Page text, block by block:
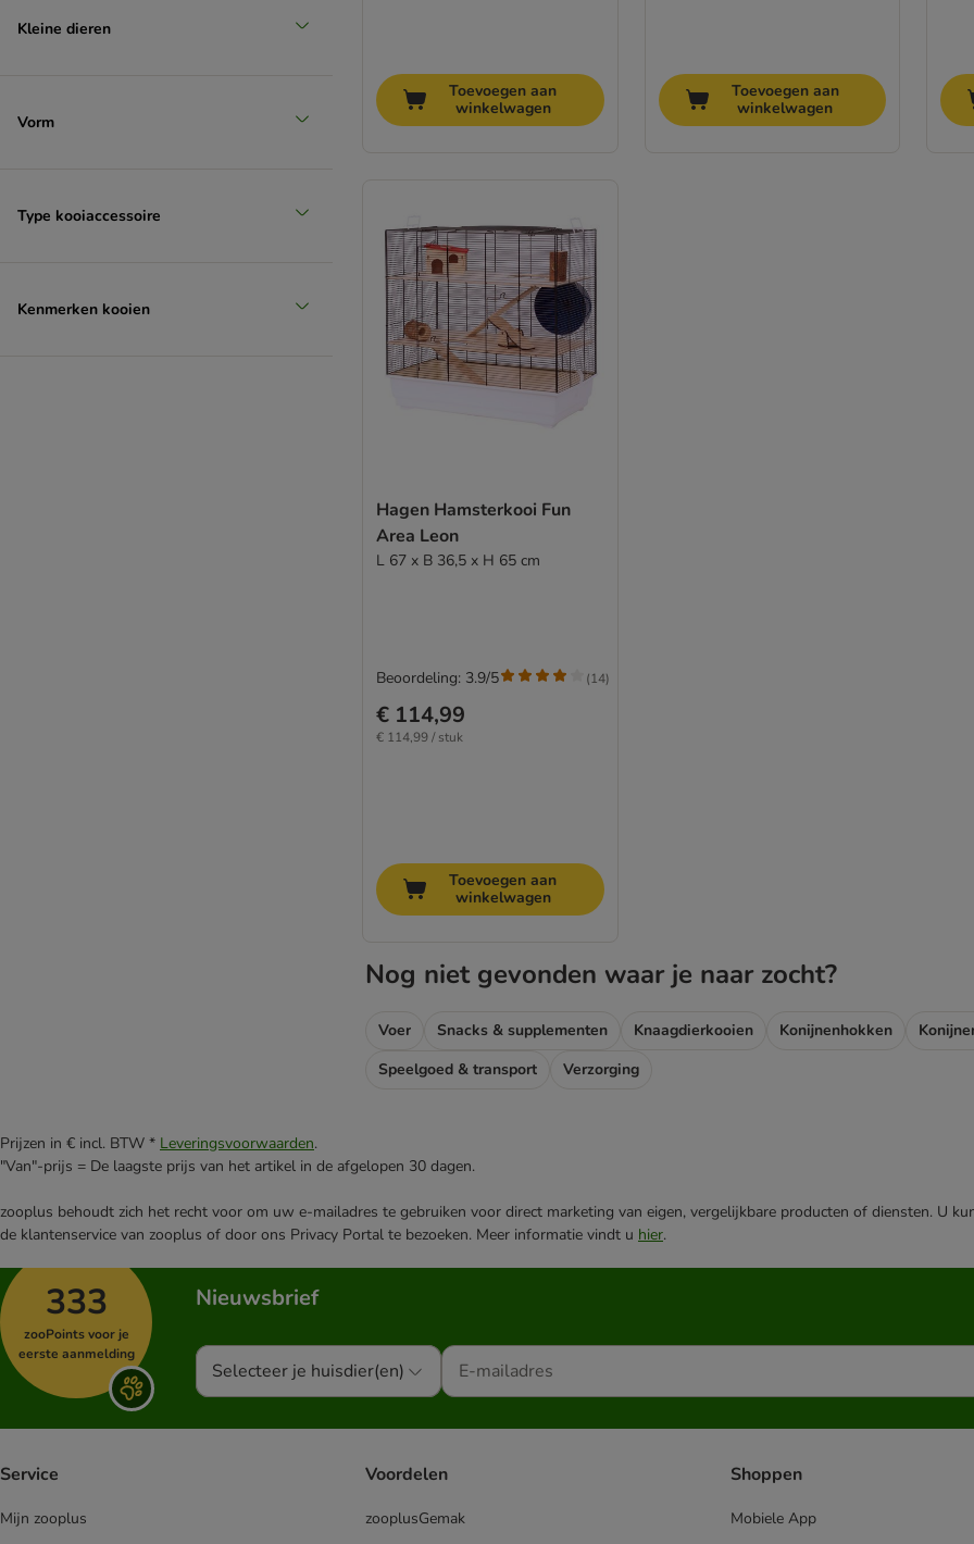
Kleine dieren
Vorm
Type kooiaccessoire
Kenmerken kooien
Toevoegen aan
winkelwagen
Toevoegen aan
winkelwagen
Hagen Hamsterkooi Fun
Area Leon
L 67 x B 36,5 x H 65 cm
€ 114,99
€ 114,99 / stuk
Beoordeling: 3.9/5 (14)
Toevoegen aan
winkelwagen
Nog niet gevonden waar je naar zocht?
Voer Snacks & supplementen Knaagdierkooien Konijnenhokken
Speelgoed & transport
Verzorging
Prijzen in € incl. BTW * Leveringsvoorwaarden.
"Van"-prijs = De laagste prijs van het artikel in de afgelopen 30 dagen.
zooplus behoudt zich het recht voor om uw e-mailadres te gebruiken voor direct marketing van eigen, vergelijkbare producten of diensten. U
de klantenservice van zooplus of door ons Privacy Portal te bezoeken. Meer informatie vindt u hier.
333
zooPoints voor je
eerste aanmelding
Nieuwsbrief
Selecteer je huisdier(en)
Service
Mijn zooplus
Voordelen
zooplusGemak
Shoppen
Mobiele App